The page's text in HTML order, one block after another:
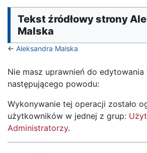
Tekst źródłowy strony
Malska
← Aleksandra Malska
Nie masz uprawnień do
następującego powodu:
Wykonywanie tej operacji zostało
użytkowników w jednej z grup:
Administratorzy.